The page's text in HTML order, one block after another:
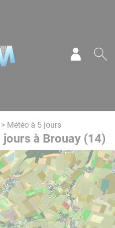
> Météo à 5 jours
à Brouay (14)